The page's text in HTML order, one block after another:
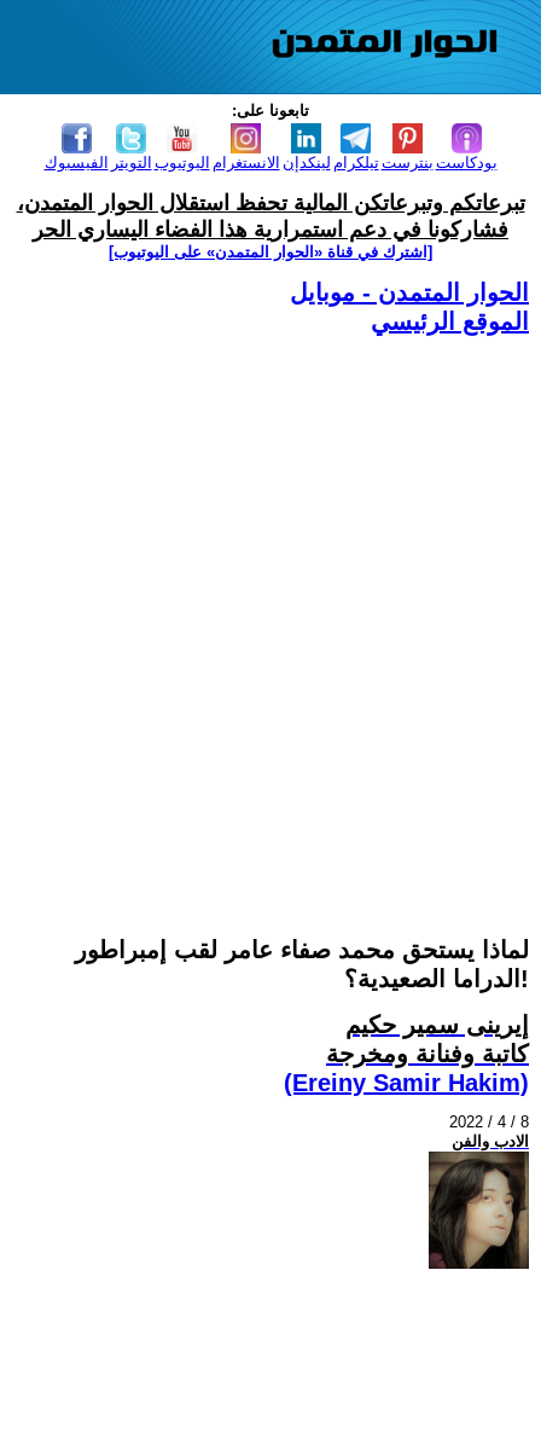
تابعونا على:
الفيسبوك التويتر اليوتيوب الانستغرام لينكدإن تيلكرامبنترست بودكاست
تبرعاتكم وتبرعاتكن المالية تحفظ استقلال الحوار المتمدن،
فشاركونا في دعم استمرارية هذا الفضاء اليساري الحر
[اشترك في قناة ‫«الحوار المتمدن» على اليوتيوب]
الحوار المتمدن - موبايل
الموقع الرئيسي
لماذا يستحق محمد صفاء عامر لقب إمبراطور
الدراما الصعيدية؟!
إيرينى سمير حكيم
كاتبة وفنانة ومخرجة
(Ereiny Samir Hakim)
2022 / 4 / 8
الادب والفن